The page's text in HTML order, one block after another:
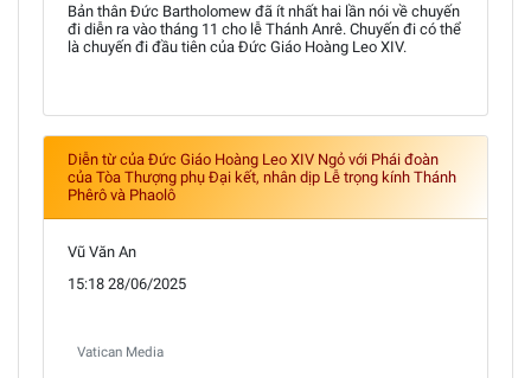
Bản thân Đức Bartholomew đã ít nhất hai lần nói về chuyến
đi diễn ra vào tháng 11 cho lễ Thánh Anrê. Chuyến đi có thể
là chuyến đi đầu tiên của Đức Giáo Hoàng Leo XIV.
Diễn từ của Đức Giáo Hoàng Leo XIV Ngỏ với Phái đoàn
của Tòa Thượng phụ Đại kết, nhân dịp Lễ trọng kính Thánh
Phêrô và Phaolô
Vũ Văn An
15:18 28/06/2025
Vatican Media